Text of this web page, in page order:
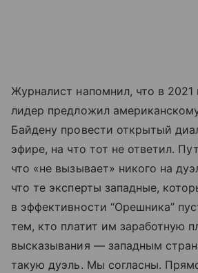
Журналист напомнил, что в 2021
лидер предложил
Байдену провести открытый
эфире, на что тот не ответил.
что «не вызывает» никого на
что те эксперты западные,
в эффективности “Орешника”
тем, кто платит им заработную
высказывания — западным
такую дуэль. Мы согласны.